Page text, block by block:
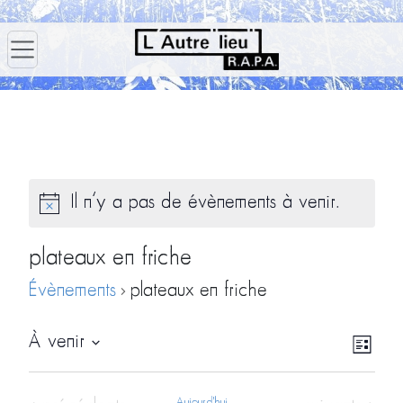
Il n’y a pas de évènements à venir.
plateaux en friche
Évènements plateaux en friche
Liste
À venir
Sélectionnez